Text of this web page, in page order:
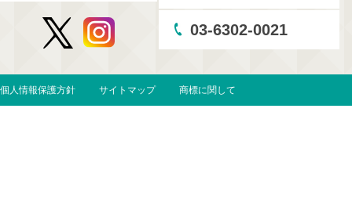
03-6302-0021
個人情報保護方針 サイトマップ 商標に関して